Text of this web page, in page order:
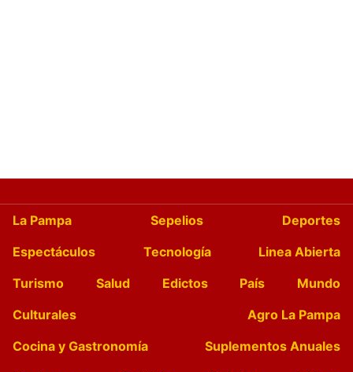
La Pampa Sepelios
Deportes
Espectáculos
Tecnología
Linea Abierta
Turismo
Salud Edictos País
Mundo
Culturales
Agro La Pampa
Cocina y Gastronomía
Suplementos Anuales